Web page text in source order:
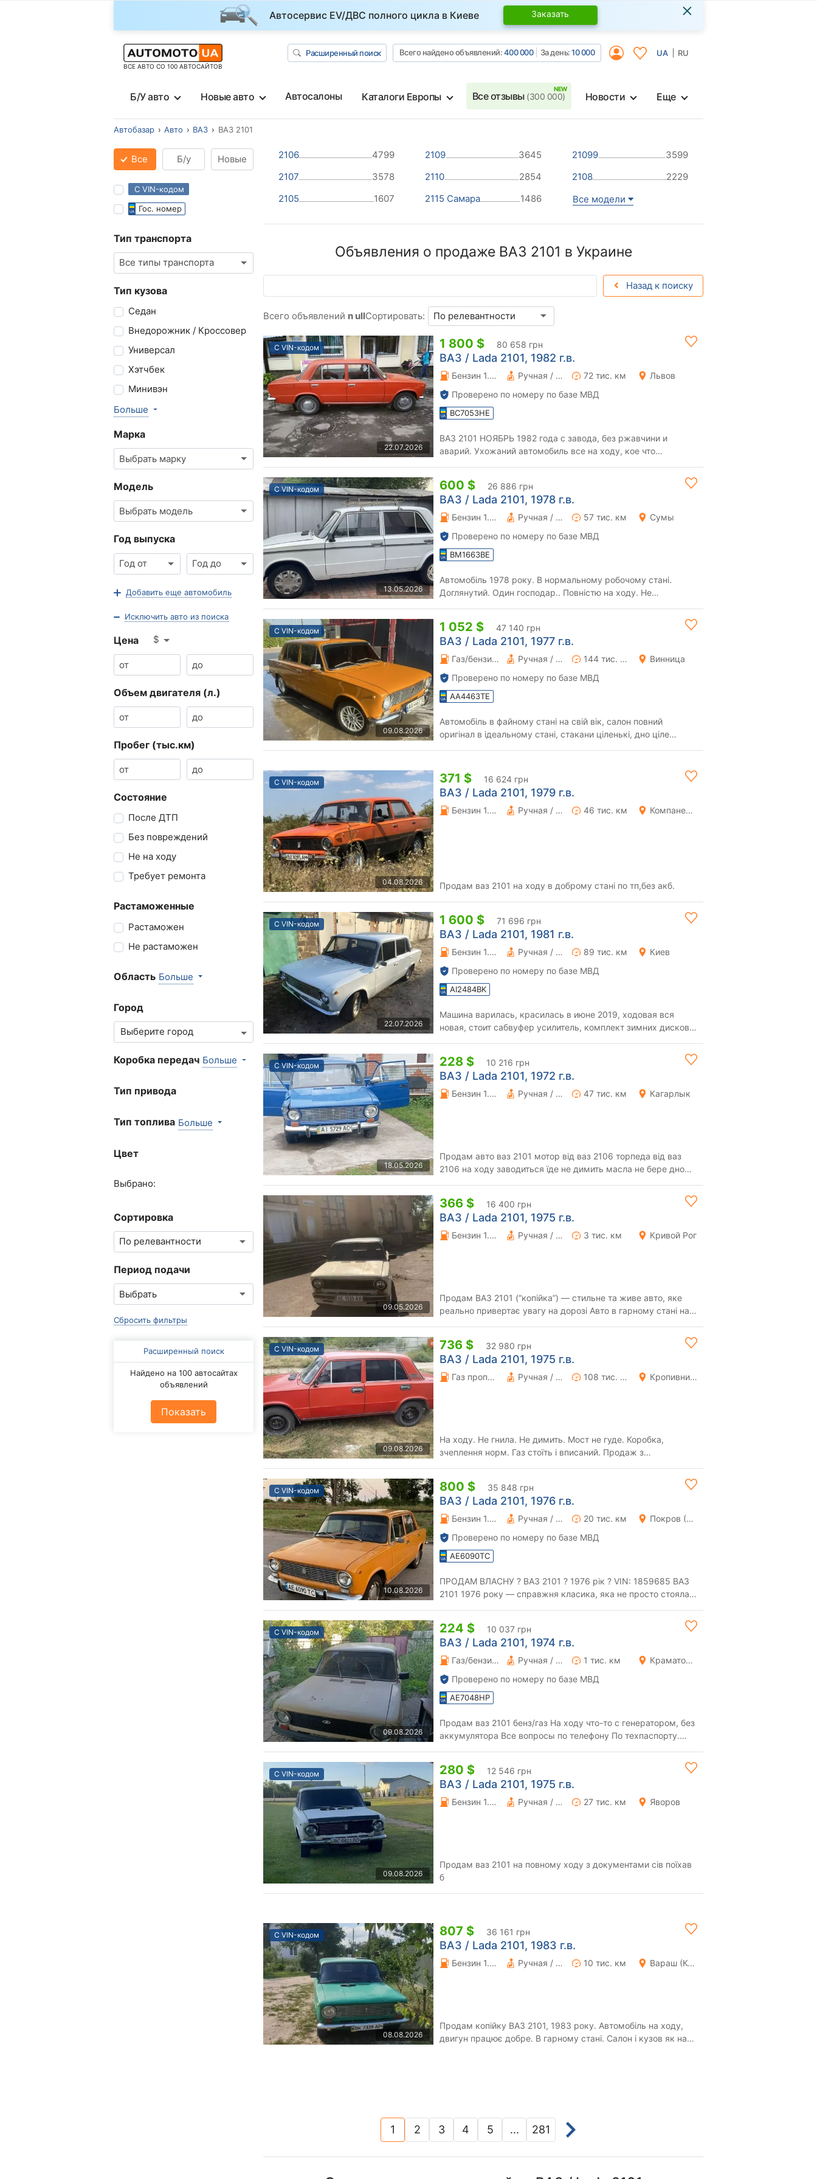
Автосервис EV/ДВС полного цикла в Киеве Заказать ×
ВСЕ АВТО СО 100 АВТОСАЙТОВ
Расширенный поиск Всего найдено объявлений:400 000 За день:10 000 UA RU
Б/У авто Новые авто Автосалоны Каталоги Европы Все отзывы (300 000) Новости Еще
Автобазар Авто ВАЗ ВАЗ 2101
Все Б/у Новые
С VIN-кодом
Гос. номер
Тип транспорта
Все типы транспорта
Тип кузова
Седан
Внедорожник / Кроссовер
Универсал
Хэтчбек
Минивэн
Больше
Марка
Выбрать марку
Модель
Выбрать модель
Год выпуска
Год от Год до
Добавить еще автомобиль
Исключить авто из поиска
Цена $
Объем двигателя (л.)
Пробег (тыс.км)
Состояние
После ДТП
Без повреждений
Не на ходу
Требует ремонта
Растаможенные
Растаможен
Не растаможен
Область Больше
Город
Коробка передач Больше
Тип привода
Тип топлива Больше
Цвет
Выбрано:
Сортировка
Период подачи
Сбросить фильтры
Расширенный поиск
Найдено на 100 автосайтах
объявлений
Показать
2106 4799 2109 3645 21099
3599
2107
3578 2110 2854 2108
2229
2105
1607 2115 Самара 1486 Все модели
Объявления о продаже ВАЗ 2101 в Украине
Назад к поиску
Всего объявлений n ullСортировать:
С VIN-кодом
22.07.2026
1 800 $ 80 658 грн
ВАЗ / Lada 2101, 1982 г.в.
Бензин 1.2 л. Ручная / Механика 72 тис. км
Львов
Проверено по номеру по базе МВД
BC7053HE
ВАЗ 2101 НОЯБРЬ 1982 года с завода, без ржавчини и
аварий. Ухожаний автомобиль все на ходу, кое что
С VIN-кодом
13.05.2026
600 $ 26 886 грн
ВАЗ / Lada 2101, 1978 г.в.
Бензин 1.2 л. Ручная / Механика 57 тис. км
Сумы
Проверено по номеру по базе МВД
BM1663BE
Автомобіль 1978 року. В нормальному робочому стані.
Доглянутий. Один господар.. Повністю на ходу. Не
С VIN-кодом
09.08.2026
1 052 $ 47 140 грн
ВАЗ / Lada 2101, 1977 г.в.
Газ/бензин 1.2 л. Ручная / Механика 144 тис. км
Винница
Проверено по номеру по базе МВД
AA4463TE
Автомобіль в файному стані на свій вік, салон повний
оригінал в ідеальному стані, стакани ціленькі, дно ціле
С VIN-кодом
04.08.2026
371 $ 16 624 грн
ВАЗ / Lada 2101, 1979 г.в.
Бензин 1.2 л. Ручная / Механика 46 тис. км Компанеевка
Продам ваз 2101 на ходу в доброму стані по тп,без акб.
С VIN-кодом
22.07.2026
1 600 $ 71 696 грн
ВАЗ / Lada 2101, 1981 г.в.
Бензин 1.2 л. Ручная / Механика 89 тис. км
Киев
Проверено по номеру по базе МВД
AI2484BK
Машина варилась, красилась в июне 2019, ходовая вся
новая, стоит сабвуфер усилитель, комплект зимних дисков и
С VIN-кодом
18.05.2026
228 $ 10 216 грн
ВАЗ / Lada 2101, 1972 г.в.
Бензин 1.6 л. Ручная / Механика 47 тис. км Кагарлык
Продам авто ваз 2101 мотор від ваз 2106 торпеда від ваз
2106 на ходу заводиться їде не димить масла не бере дно
09.05.2026
366 $ 16 400 грн
ВАЗ / Lada 2101, 1975 г.в.
Бензин 1.3 л. Ручная / Механика 3 тис. км Кривой Рог
Продам ВАЗ 2101 (“копійка”) — стильне та живе авто, яке
реально привертає увагу на дорозі Авто в гарному стані на
С VIN-кодом
09.08.2026
736 $ 32 980 грн
ВАЗ / Lada 2101, 1975 г.в.
Газ пропан-бутан \ Бензин 1.3 л. Ручная / Механика 108 тис. км Кропивницкий (Кировоград)
На ходу. Не гнила. Не димить. Мост не гуде. Коробка,
зчеплення норм. Газ стоїть і вписаний. Продаж з
С VIN-кодом
10.08.2026
800 $ 35 848 грн
ВАЗ / Lada 2101, 1976 г.в.
Бензин 1.2 л. Ручная / Механика 20 тис. км
Покров (Орджоникидзе)
Проверено по номеру по базе МВД
AE6090TC
ПРОДАМ ВЛАСНУ ? ВАЗ 2101 ? 1976 рік ? VIN: 1859685 ВАЗ
2101 1976 року — справжня класика, яка не просто стояла в
С VIN-кодом
09.08.2026
224 $ 10 037 грн
ВАЗ / Lada 2101, 1974 г.в.
Газ/бензин 1.2 л. Ручная / Механика 1 тис. км
Краматорск
Проверено по номеру по базе МВД
AE7048HP
Продам ваз 2101 бенз/газ На ходу что-то с генератором, без
аккумулятора Все вопросы по телефону По техпаспорту.
С VIN-кодом
09.08.2026
280 $ 12 546 грн
ВАЗ / Lada 2101, 1975 г.в.
Бензин 1.2 л. Ручная / Механика 27 тис. км Яворов
Продам ваз 2101 на повному ходу з документами сів поїхав
б
С VIN-кодом
08.08.2026
807 $ 36 161 грн
ВАЗ / Lada 2101, 1983 г.в.
Бензин 1.2 л. Ручная / Механика 10 тис. км Вараш (Кузнецовск)
Продам копійку ВАЗ 2101, 1983 року. Автомобіль на ходу,
двигун працює добре. В гарному стані. Салон і кузов як на
1(current)
2 3 4 5 ... 281